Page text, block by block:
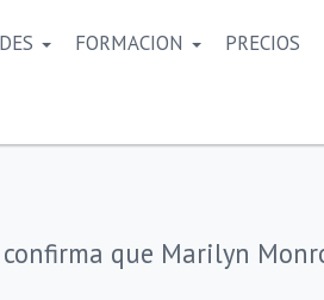
FORMACION PRECIOS
que Marilyn